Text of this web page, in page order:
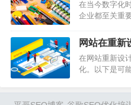
一个带有目标
上丢几十条甚
接，所谓的垃
量。钻漏洞会
在当今数字化
企业都至关重
关键。通过合
用户体验等方
的排名，吸引
除了提高网站
网站在重新
流量流失呢
在网站重新设
化。以下是可
该网站在重新